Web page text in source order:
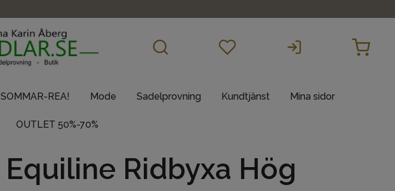
SOMMAR-REA! Mode Sadelprovning Kundtjänst Mina sidor
OUTLET 50%-70%
Equiline Ridbyxa Hög